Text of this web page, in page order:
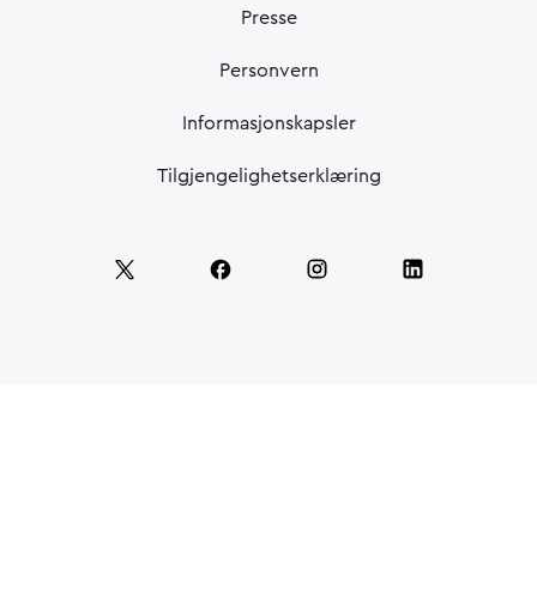
Presse
Personvern
Informasjonskapsler
Tilgjengelighetserklæring